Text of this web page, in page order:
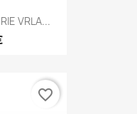
VRLA...
favorite_border